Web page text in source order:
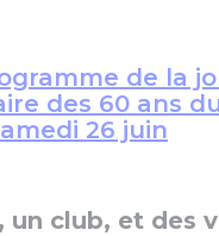
de la
des 60 ans
26 juin
un club, et des